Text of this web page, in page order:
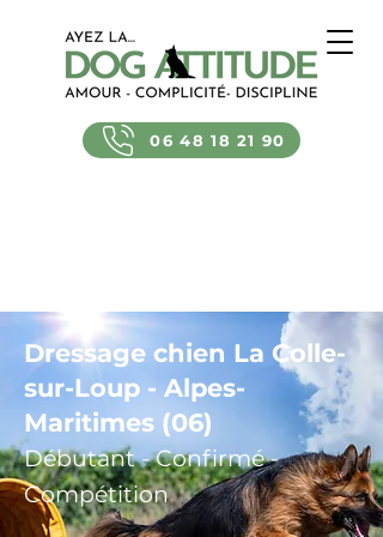
06 48 18 21 90
Dressage chien La Colle-
sur-Loup - Alpes-
Maritimes (06)
Débutant - Confirmé -
Compétition